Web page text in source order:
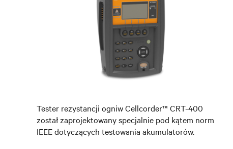
Tester rezystancji ogniw Cellcorder™ CRT-400
został zaprojektowany specjalnie pod kątem norm
IEEE dotyczących testowania akumulatorów.